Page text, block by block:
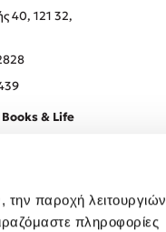
την παροχή λειτουργιών
πληροφορίες
40, 121 32,
Books & Life